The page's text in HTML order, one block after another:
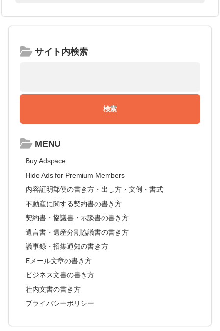
サイト内検索
MENU
Buy Adspace
Hide Ads for Premium Members
内容証明郵便の書き方・出し方・文例・書式
不動産に関する契約書の書き方
契約書・協議書・示談書の書き方
遺言書・遺産分割協議書の書き方
議事録・招集通知の書き方
Eメール文章の書き方
ビジネス文書の書き方
社内文書の書き方
プライバシーポリシー